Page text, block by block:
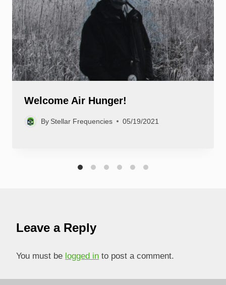
Welcome Air Hunger!
By Stellar Frequencies 05/19/2021
Leave a Reply
You must be logged in to post a comment.